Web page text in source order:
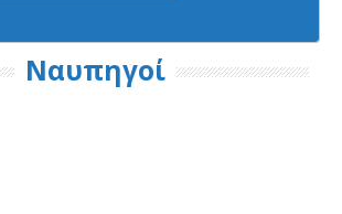
Ναυπηγοί